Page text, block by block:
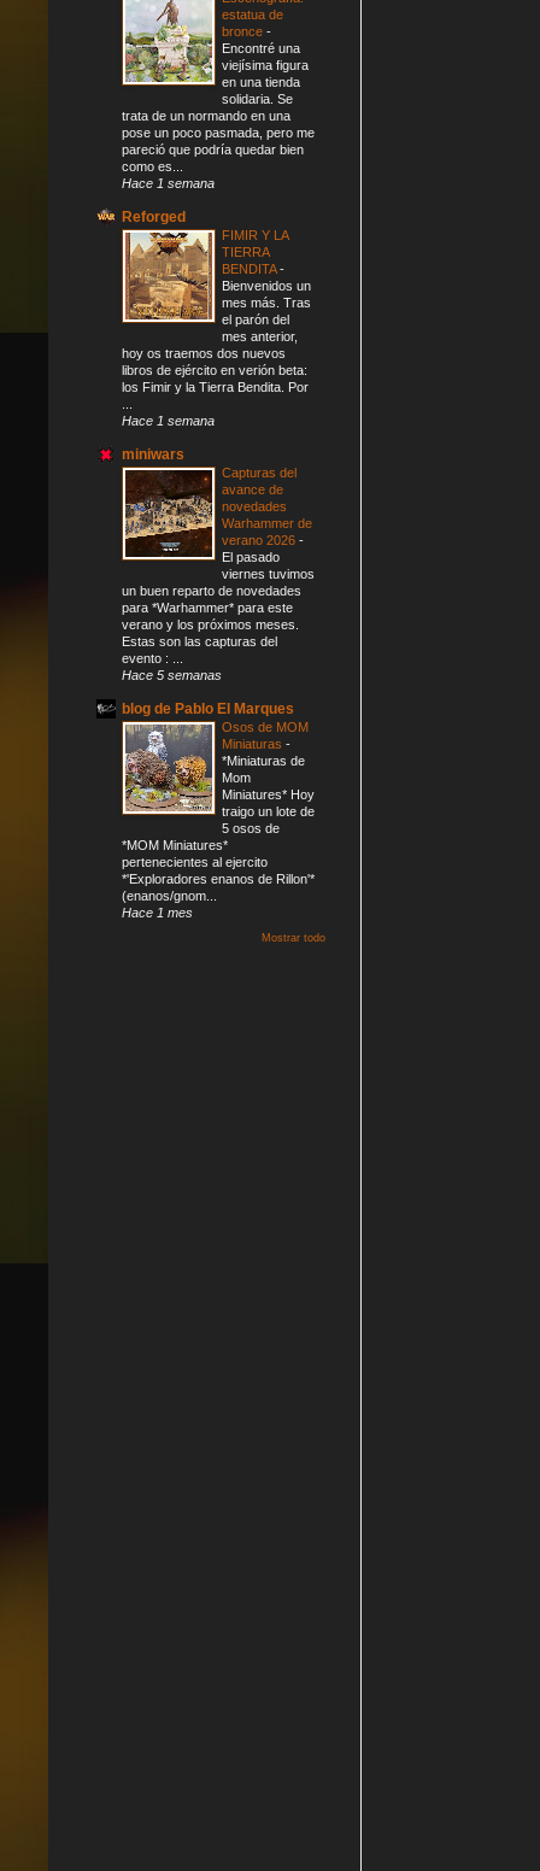
estatua de
bronce -
Encontré una
viejísima figura
en una tienda
solidaria. Se
trata de un normando en una
pose un poco pasmada, pero me
pareció que podría quedar bien
como es...
Hace 1 semana
Reforged
FIMIR Y LA
TIERRA
BENDITA-
Bienvenidos un
mes más. Tras
el parón del
mes anterior,
hoy os traemos dos nuevos
libros de ejército en verión beta:
los Fimir y la Tierra Bendita. Por
Hace 1 semana
miniwars
Capturas del
avance de
novedades
Warhammer de
verano 2026 -
El pasado
viernes tuvimos
un buen reparto de novedades
para *Warhammer* para este
verano y los próximos meses.
Estas son las capturas del
evento : ...
Hace 5 semanas
blog de Pablo El Marques
Osos de MOM
Miniaturas -
*Miniaturas de
Mom
Miniatures* Hoy
traigo un lote de
5 osos de
*MOM Miniatures*
pertenecientes al ejercito
*'Exploradores enanos de Rillon'*
(enanos/gnom...
Hace 1 mes
Mostrar todo